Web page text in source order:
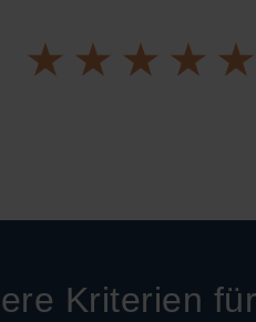
Kriterien